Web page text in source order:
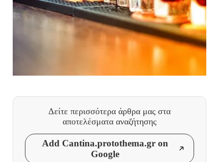
Δείτε περισσότερα άρθρα μας στα
αποτελέσματα αναζήτησης
Add Cantina.protothema.gr on
Google